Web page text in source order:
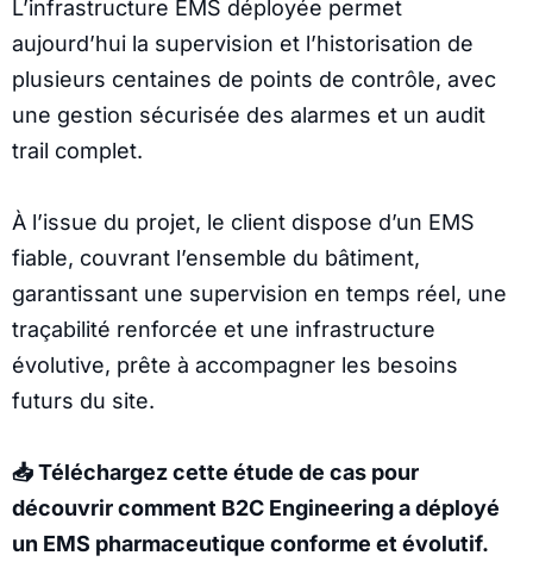
L’infrastructure EMS déployée permet
aujourd’hui la supervision et l’historisation de
plusieurs centaines de points de contrôle, avec
une gestion sécurisée des alarmes et un audit
trail complet.
À l’issue du projet, le client dispose d’un EMS
fiable, couvrant l’ensemble du bâtiment,
garantissant une supervision en temps réel, une
traçabilité renforcée et une infrastructure
évolutive, prête à accompagner les besoins
futurs du site.
📥 Téléchargez cette étude de cas pour
découvrir comment B2C Engineering a déployé
un EMS pharmaceutique conforme et évolutif.